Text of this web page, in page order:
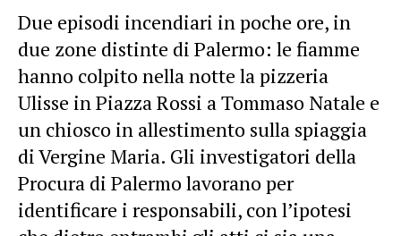
Due episodi incendiari in poche ore, in
due zone distinte di Palermo: le fiamme
hanno colpito nella notte la pizzeria
Ulisse in Piazza Rossi a Tommaso Natale e
un chiosco in allestimento sulla spiaggia
di Vergine Maria. Gli investigatori della
Procura di Palermo lavorano per
identificare i responsabili, con l’ipotesi